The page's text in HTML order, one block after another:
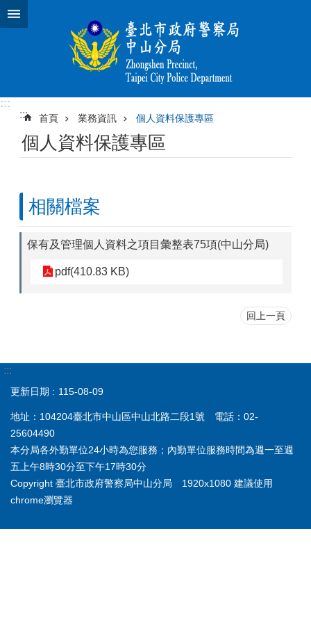
跳到主要內容區塊
:::
:::
首頁 業務資訊 個人資料保護專區
個人資料保護專區
相關檔案
保有及管理個人資料之項目彙整表75項(中山分局)
pdf(410.83 KB)
回上一頁
:::
更新日期 115-08-09
地址：104204臺北市中山區中山北路二段1號 電話：02-
25604490
本分局各外勤單位24小時為您服務；內勤單位服務時間為週一至週
五上午8時30分至下午17時30分
Copyright 臺北市政府警察局中山分局 1920x1080 建議使用
chrome瀏覽器